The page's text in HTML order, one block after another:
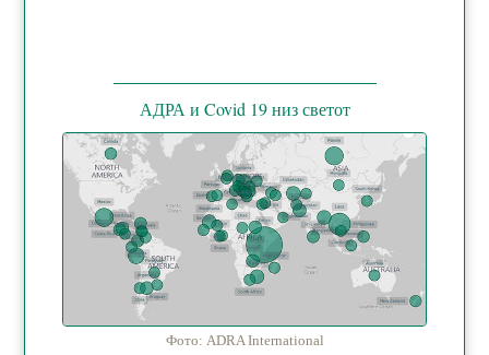
АДРА и Covid 19 низ светот
Фото: ADRA International